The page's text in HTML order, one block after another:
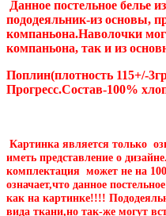
Данное постельное белье
пододеяльник-из основы,
компаньона.Наволочки
компаньона, так и из
Поплин(плотность 115+/-
Прогресс.Состав-100%
Картинка является только
иметь представление о
комплектация может не на
означает,что данное
как на картинке!!!!
вида ткани,но так-же могут